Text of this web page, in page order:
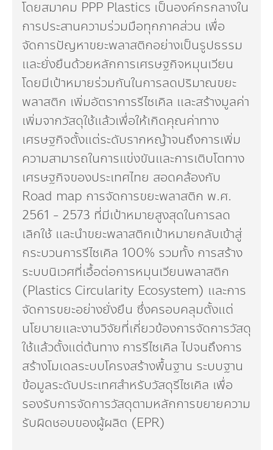
โดยสมาคม PPP Plastics เป็นองค์กรกลางใน
การประสานความร่วมมือทุกภาคส่วน เพื่อ
จัดการปัญหาขยะพลาสติกอย่างเป็นรูปธรรม
และยั่งยืนด้วยหลักการเศรษฐกิจหมุนเวียน
โดยมีเป้าหมายร่วมกันในการลดปริมาณขยะ
พลาสติก เพิ่มอัตราการรีไซเคิล และสร้างมูลค่า
เพิ่มจากวัสดุใช้แล้วเพื่อให้เกิดคุณค่าทาง
เศรษฐกิจตั้งแต่ระดับรากหญ้าจนถึงการเพิ่ม
ความสามารถในการแข่งขันและการเติบโตทาง
เศรษฐกิจของประเทศไทย สอดคล้องกับ
Road map การจัดการขยะพลาสติก พ.ศ.
2561 - 2573 ที่มีเป้าหมายสูงสุดในการลด
เลิกใช้ และนำขยะพลาสติกเป้าหมายกลับเข้าสู่
กระบวนการรีไซเคิล 100% รวมทั้ง การสร้าง
ระบบนิเวศที่เอื้อต่อการหมุนเวียนพลาสติก
(Plastics Circularity Ecosystem) และการ
จัดการขยะอย่างยั่งยืน ซึ่งครอบคลุมตั้งแต่
นโยบายและงานวิจัยที่เกี่ยวข้องการจัดการวัสดุ
ใช้แล้วตั้งแต่ต้นทาง การรีไซเคิล ไปจนถึงการ
สร้างโมเดลระบบโครงสร้างพื้นฐาน ระบบฐาน
ข้อมูลระดับประเทศสำหรับวัสดุรีไซเคิล เพื่อ
รองรับการจัดการวัสดุตามหลักการขยายความ
รับผิดชอบของผู้ผลิต (EPR)